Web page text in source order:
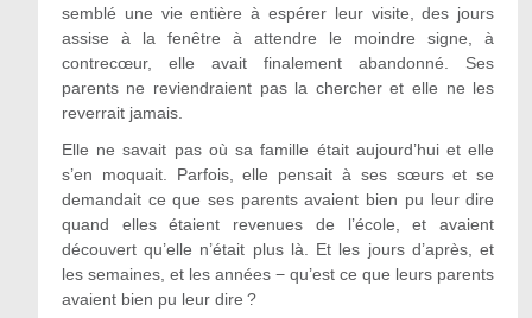
semblé une vie entière à espérer leur visite, des jours
assise à la fenêtre à attendre le moindre signe, à
contrecœur, elle avait finalement abandonné. Ses
parents ne reviendraient pas la chercher et elle ne les
reverrait jamais.
Elle ne savait pas où sa famille était aujourd’hui et elle
s’en moquait. Parfois, elle pensait à ses sœurs et se
demandait ce que ses parents avaient bien pu leur dire
quand elles étaient revenues de l’école, et avaient
découvert qu’elle n’était plus là. Et les jours d’après, et
les semaines, et les années − qu’est ce que leurs parents
avaient bien pu leur dire ?